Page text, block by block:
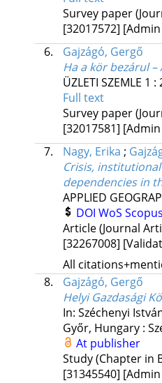
Survey paper
[32017572]
6.
Gajzágó, Gergő
Ha a kör bezárul
ÜZLETI SZEMLE 1 :
Full text
Survey paper
[32017581]
7.
Nagy, Erika ;
Crisis,
dependencies in
APPLIED
DOI WoS Scopus
Article (Journal
[32267008]
All
8.
Gajzágó, Gergő
Helyi Gazdasági
In: Széchenyi
Győr, Hungary :
At publisher
Study (Chapter in
[31345540]